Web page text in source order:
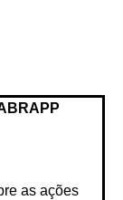
as ações